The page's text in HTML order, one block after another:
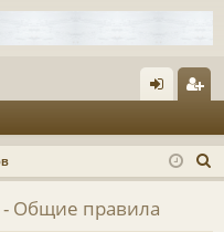
д ис
тр
о
Общие правила